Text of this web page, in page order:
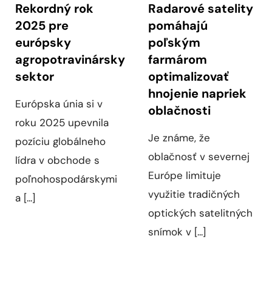
Rekordný rok
2025 pre
európsky
agropotravinársky
sektor
Európska únia si v
roku 2025 upevnila
pozíciu globálneho
lídra v obchode s
poľnohospodárskymi
a [...]
Radarové satelity
pomáhajú
poľským
farmárom
optimalizovať
hnojenie napriek
oblačnosti
Je známe, že
oblačnosť v severnej
Európe limituje
využitie tradičných
optických satelitných
snímok v [...]